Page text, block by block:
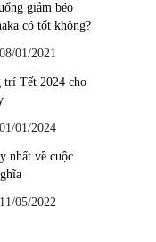
giảm béo
có tốt không?
08/01/2021
trí Tết 2024 cho
01/01/2024
nhất về cuộc
11/05/2022